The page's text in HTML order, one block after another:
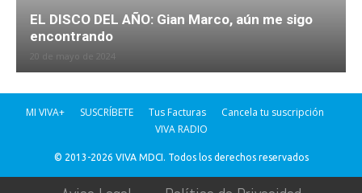
EL DISCO DEL AÑO: Gian Marco, aún me sigo
encontrando
20 de mayo de 2024
MI VIVA+ SUSCRÍBETE Tus Facturas
Cancela tu suscripción
VIVA RADIO
© 2013-2026 VIVA MDCI. Todos los derechos reservados